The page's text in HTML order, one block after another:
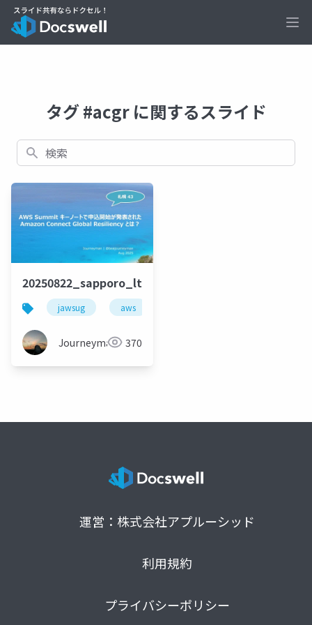
タグ #acgr に関するスライド
検索
20250822_sapporo_lt_beajouneyman
jawsug aws
Journeyman 370
運営：株式会社アプルーシッド
利用規約
プライバシーポリシー